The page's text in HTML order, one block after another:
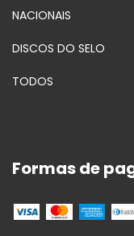
NACIONAIS
DISCOS DO SELO
TODOS
Formas de